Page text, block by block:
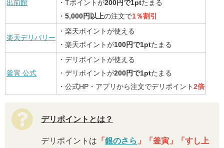
出前館 ・Tポイントが200円で1ptたまる
・ 5,000円以上の注文で1％割引
楽天デリバリー
・楽天ポイントが使える
・楽天ポイントが100円で1ptたまる
釜寅 公式
・デリポイントが使える
・デリポイントが200円で1ptたまる
・公式HP・アプリから注文でデリポイント 2倍
デリポイントとは？
デリポイントは 「 銀のさら 」「釜寅」「すし上